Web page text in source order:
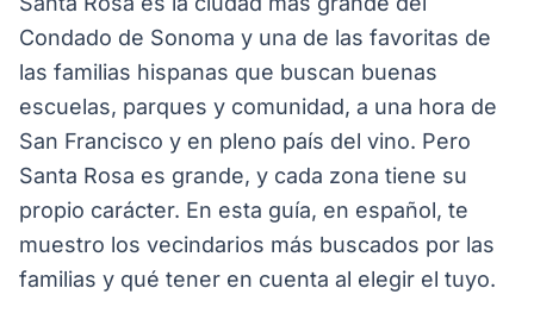
Condado de Sonoma y una de las favoritas de
las familias hispanas que buscan buenas
escuelas, parques y comunidad, a una hora de
San Francisco y en pleno país del vino. Pero
Santa Rosa es grande, y cada zona tiene su
propio carácter. En esta guía, en español, te
muestro los vecindarios más buscados por las
familias y qué tener en cuenta al elegir el tuyo.